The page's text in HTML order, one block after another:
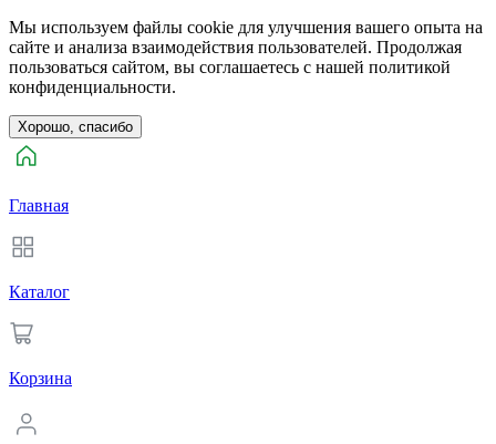
Мы используем файлы cookie для улучшения вашего опыта на
сайте и анализа взаимодействия пользователей. Продолжая
пользоваться сайтом, вы соглашаетесь с нашей политикой
конфиденциальности.
Хорошо, спасибо
Главная
Каталог
Корзина